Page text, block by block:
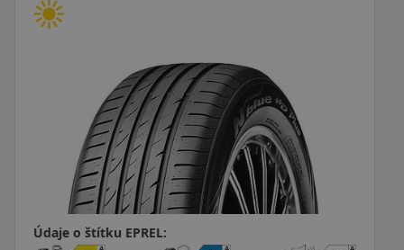
Údaje o štítku EPREL: